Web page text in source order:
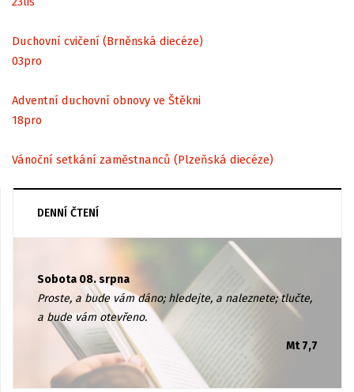
Duchovní cvičení (Brněnská diecéze)
03pro
Adventní duchovní obnovy ve Štěkni
18pro
Vánoční setkání zaměstnanců (Plzeňská diecéze)
DENNÍ ČTENÍ
Sobota 08. srpna
Proste, a bude vám dáno; hledejte, a naleznete; tlučte,
a bude vám otevřeno.
Mt 7,7